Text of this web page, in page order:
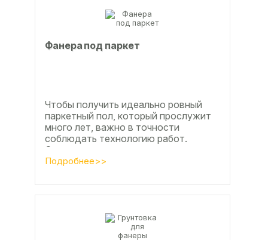
Фанера под паркет
Чтобы получить идеально ровный
паркетный пол, который прослужит
много лет, важно в точности
соблюдать технологию работ.
Сегодня одним из самых простых и
эффективных методов считается...
Подробнее>>